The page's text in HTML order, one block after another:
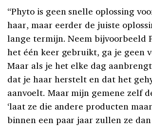
“Phyto is geen snelle oplossing
haar, maar eerder de juiste
lange termijn. Neem bijvoorbeeld
het één keer gebruikt, ga je geen
Maar als je het elke dag
dat je haar herstelt en dat het
aanvoelt. Maar mijn gemene zelf
‘laat ze die andere producten
binnen een paar jaar zullen ze